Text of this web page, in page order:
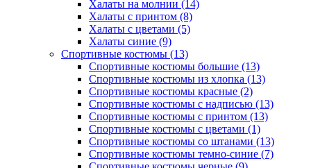
Халаты на молнии (14)
Халаты с принтом (8)
Халаты с цветами (5)
Халаты синие (9)
Спортивные костюмы (13)
Спортивные костюмы большие (13)
Спортивные костюмы из хлопка (13)
Спортивные костюмы красные (2)
Спортивные костюмы с надписью (13)
Спортивные костюмы с принтом (13)
Спортивные костюмы с цветами (1)
Спортивные костюмы со штанами (13)
Спортивные костюмы темно-синие (7)